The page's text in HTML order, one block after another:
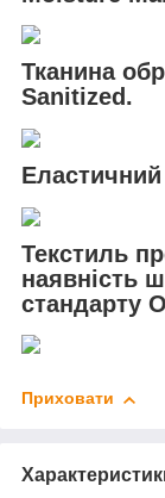
Тканина
Sanitized.
Текстиль
наявність
стандарту
Приховати